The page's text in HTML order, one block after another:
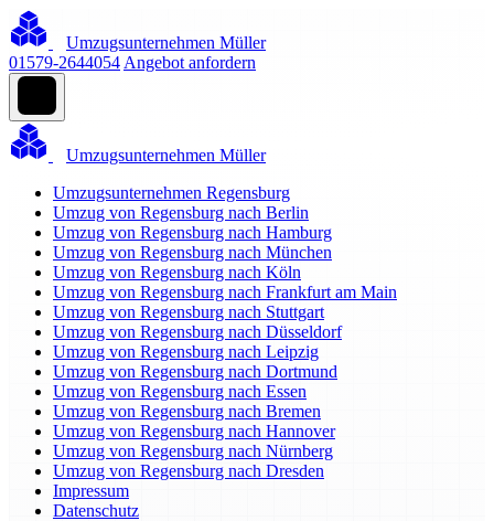
Umzugsunternehmen Müller
01579-2644054 Angebot anfordern
Umzugsunternehmen Müller
Umzugsunternehmen Regensburg
Umzug von Regensburg nach Berlin
Umzug von Regensburg nach Hamburg
Umzug von Regensburg nach München
Umzug von Regensburg nach Köln
Umzug von Regensburg nach Frankfurt am Main
Umzug von Regensburg nach Stuttgart
Umzug von Regensburg nach Düsseldorf
Umzug von Regensburg nach Leipzig
Umzug von Regensburg nach Dortmund
Umzug von Regensburg nach Essen
Umzug von Regensburg nach Bremen
Umzug von Regensburg nach Hannover
Umzug von Regensburg nach Nürnberg
Umzug von Regensburg nach Dresden
Impressum
Datenschutz